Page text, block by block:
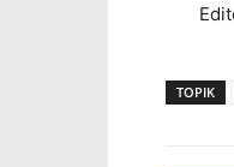
TOPIK